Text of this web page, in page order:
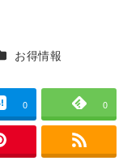
テゴリー
お得情報
0 0